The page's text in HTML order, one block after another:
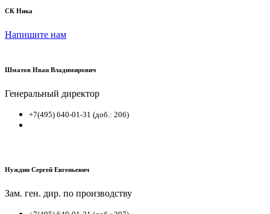
СК Ника
Напишите нам
Шматов Иван Владимирович
Генеральный директор
+7(495) 640-01-31 (доб.: 206)
Нуждин Сергей Евгеньевич
Зам. ген. дир. по производству